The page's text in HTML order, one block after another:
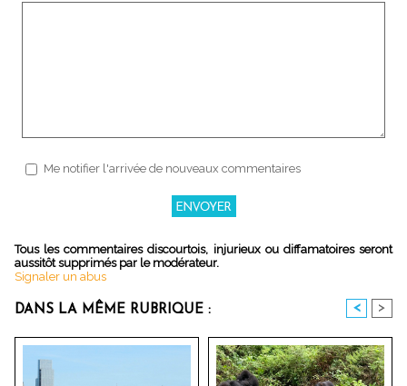
Me notifier l'arrivée de nouveaux commentaires
Tous les commentaires discourtois, injurieux ou diffamatoires seront
aussitôt supprimés par le modérateur.
Signaler un abus
DANS LA MÊME RUBRIQUE : < >